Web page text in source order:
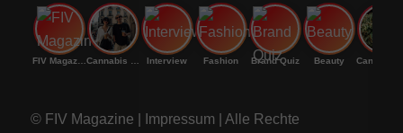
FIV Magazine Interview Fashion Brand Quiz Beauty
© FIV Magazine | Impressum | Alle Rechte